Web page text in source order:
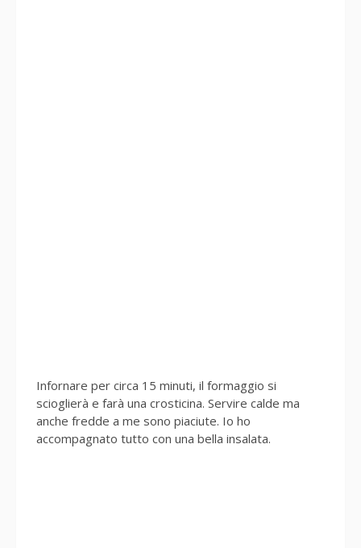
Infornare per circa 15 minuti, il formaggio si
scioglierà e farà una crosticina. Servire calde ma
anche fredde a me sono piaciute. Io ho
accompagnato tutto con una bella insalata.